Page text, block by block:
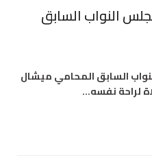
النواب السابق
السابق المحامي ميشال
لراحة نفسه…